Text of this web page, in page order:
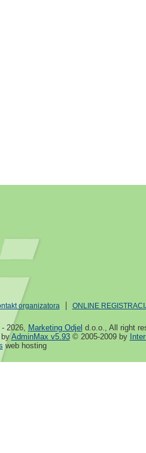
organizatora ONLINE
2026, Marketing Odjel d.o.o., All right
byAdminMax v5.93© 2005-2009 by
web hosting